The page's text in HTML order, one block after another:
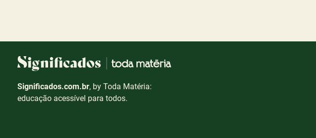
Significados.com.br, by Toda Matéria:
educação acessível para todos.